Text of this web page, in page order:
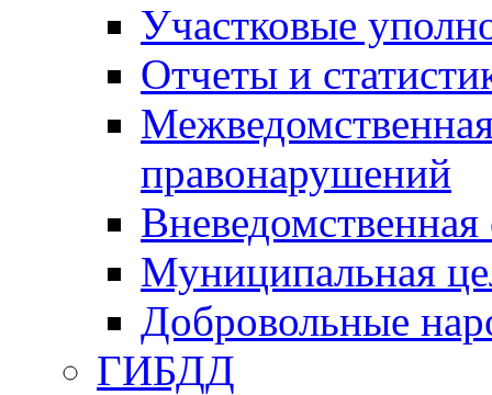
Участковые
Отчеты и
правонарушений
Вневедомственная
Муниципальная
Добровольные
ГИБДД